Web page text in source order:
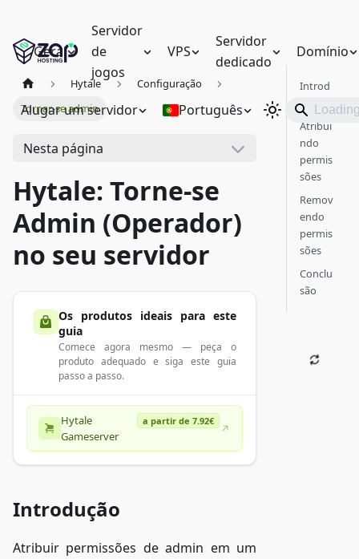
Geral
Servidor
de
jogos
VPS
Servidor
dedicado
Domínio
Alugar um servidor Português
Hytale
Configuração
Tornar-se admin
Nesta página
Hytale: Torne-se
Admin (Operador)
no seu servidor
Os produtos ideais para este
guia
Comece agora mesmo — peça o
produto adequado e siga este guia
passo a passo.
Hytale
Gameserver
a partir de 7.92€
Introdução
Atribuir permissões de admin em um
Introd
ução
Atribui
ndo
permis
sões
Remov
endo
permis
sões
Conclu
são